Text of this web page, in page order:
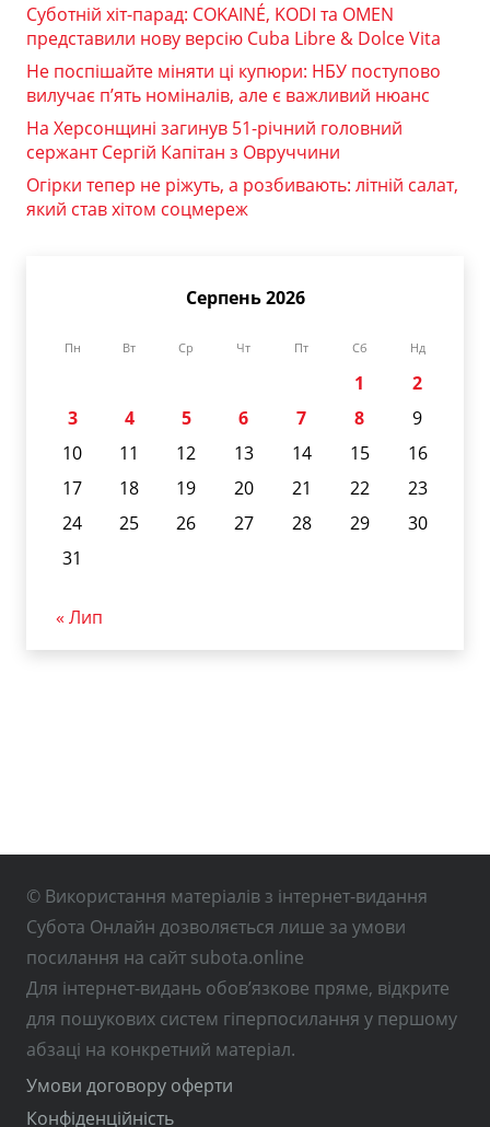
Суботній хіт-парад: COKAINÉ, KODI та OMEN
представили нову версію Cuba Libre & Dolce Vita
Не поспішайте міняти ці купюри: НБУ поступово
вилучає п’ять номіналів, але є важливий нюанс
На Херсонщині загинув 51-річний головний
сержант Сергій Капітан з Овруччини
Огірки тепер не ріжуть, а розбивають: літній салат,
який став хітом соцмереж
Серпень 2026
Пн Вт Ср Чт Пт Сб Нд
1
2
3
4 5 6 7 8
9
10
11 12 13 14 15
16
17
18 19 20 21 22
23
24
25 26 27 28 29
30
31
« Лип
© Використання матеріалів з інтернет-видання
Субота Онлайн дозволяється лише за умови
посилання на сайт subota.online
Для інтернет-видань обов’язкове пряме, відкрите
для пошукових систем гіперпосилання у першому
абзаці на конкретний матеріал.
Умови договору оферти
Конфіденційність